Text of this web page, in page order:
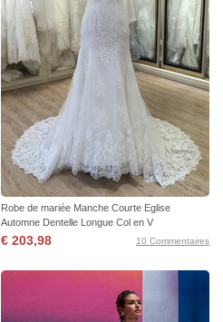
Robe de mariée Manche Courte Eglise
Automne Dentelle Longue Col en V
€ 203,98 10 Commentaires